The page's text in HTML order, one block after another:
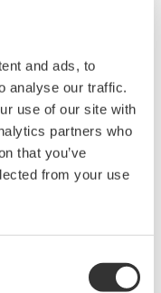
and ads, to
analyse our traffic.
use of our site with
partners who
that you’ve
from your use
對使用先進技術的要
規定的安全準則。橫河電
出，被BPCL選中參與
指定的所有安全產品，
質量的工程、安裝、試
目授予橫河電機(印度)